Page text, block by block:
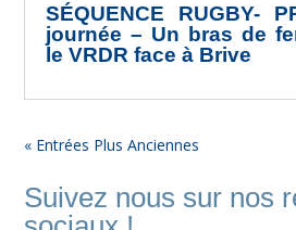
SÉQUENCE RUGBY-
journée – Un bras de
le VRDR face à Brive
« Entrées Plus Anciennes
Suivez nous sur nos